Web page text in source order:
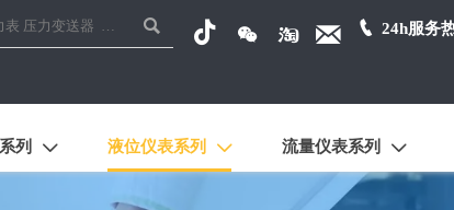
     
列  液位仪表系列  流量仪表系列 